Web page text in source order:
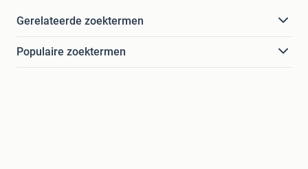
Gerelateerde zoektermen
Populaire zoektermen